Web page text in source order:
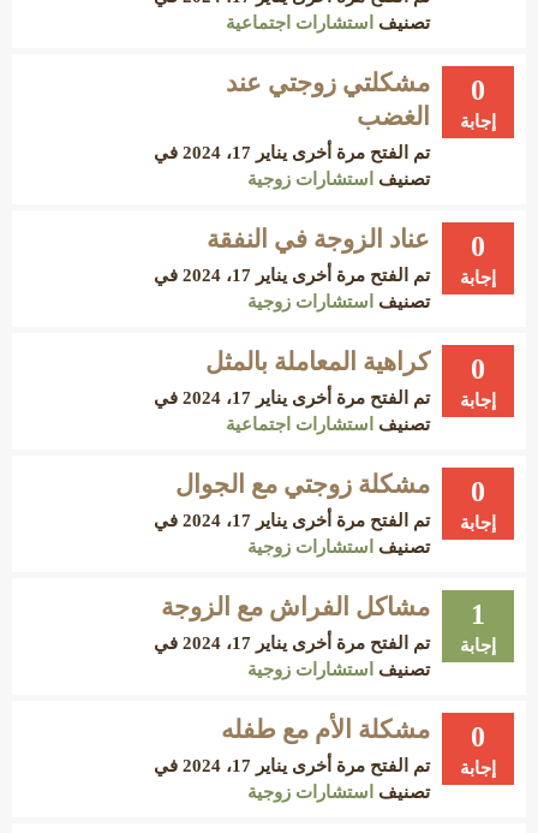
تصنيف
استشارات اجتماعية
0
إجابة
مشكلتي زوجتي عند
الغضب
تم الفتح مرة أخرى يناير 17، 2024
في
تصنيف
استشارات زوجية
0
إجابة
عناد الزوجة في النفقة
تم الفتح مرة أخرى يناير 17، 2024
في
تصنيف
استشارات زوجية
0
إجابة
كراهية المعاملة بالمثل
تم الفتح مرة أخرى يناير 17، 2024
في
تصنيف
استشارات اجتماعية
0
إجابة
مشكلة زوجتي مع الجوال
تم الفتح مرة أخرى يناير 17، 2024
في
تصنيف
استشارات زوجية
1
إجابة
مشاكل الفراش مع الزوجة
تم الفتح مرة أخرى يناير 17، 2024
في
تصنيف
استشارات زوجية
0
إجابة
مشكلة الأم مع طفله
تم الفتح مرة أخرى يناير 17، 2024
في
تصنيف
استشارات زوجية